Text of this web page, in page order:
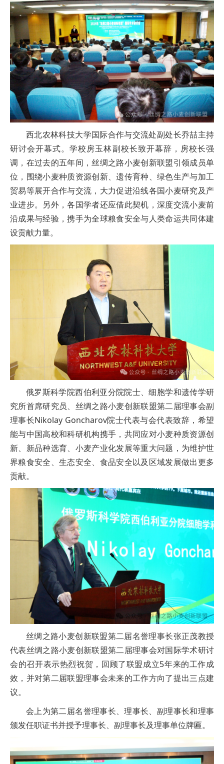
西北农林科技大学国际合作与交流处副处长乔喆主持
研讨会开幕式。学校房玉林副校长致开幕辞，房校长强
调，在过去的五年间，丝绸之路小麦创新联盟引领成员单
位，围绕小麦种质资源创新、遗传育种、绿色生产与加工
贸易等展开合作与交流，大力促进沿线各国小麦研究及产
业进步。另外，各国学者还应借此契机，深度交流小麦前
沿成果与经验，携手为全球粮食安全与人类命运共同体建
设贡献力量。
俄罗斯科学院西伯利亚分院院士、细胞学和遗传学研
究所首席研究员、丝绸之路小麦创新联盟第二届理事会副
理事长Nikolay Goncharov院士代表与会代表致辞，希望
能与中国高校和科研机构携手，共同应对小麦种质资源创
新、新品种选育、小麦产业化发展等重大问题，为维护世
界粮食安全、生态安全、食品安全以及区域发展做出更多
贡献。
丝绸之路小麦创新联盟第二届名誉理事长张正茂教授
代表丝绸之路小麦创新联盟第二届理事会对国际学术研讨
会的召开表示热烈祝贺，回顾了联盟成立5年来的工作成
效，并对第二届联盟理事会未来的工作方向了提出三点建
议。
会上为第二届名誉理事长、理事长、副理事长和理事
颁发任职证书并授予理事长、副理事长及理事单位牌匾。